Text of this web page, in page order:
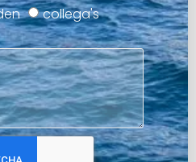
collega's